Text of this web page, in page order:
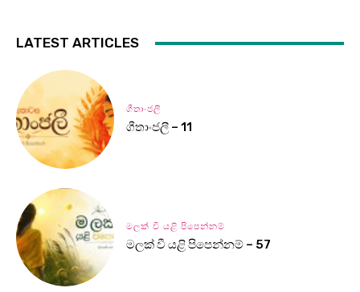
LATEST ARTICLES
ගීතාංජලී
ගීතාංජලී – 11
මලක් වී යළි පිපෙන්නම්
මලක් වී යළි පිපෙන්නම් – 57